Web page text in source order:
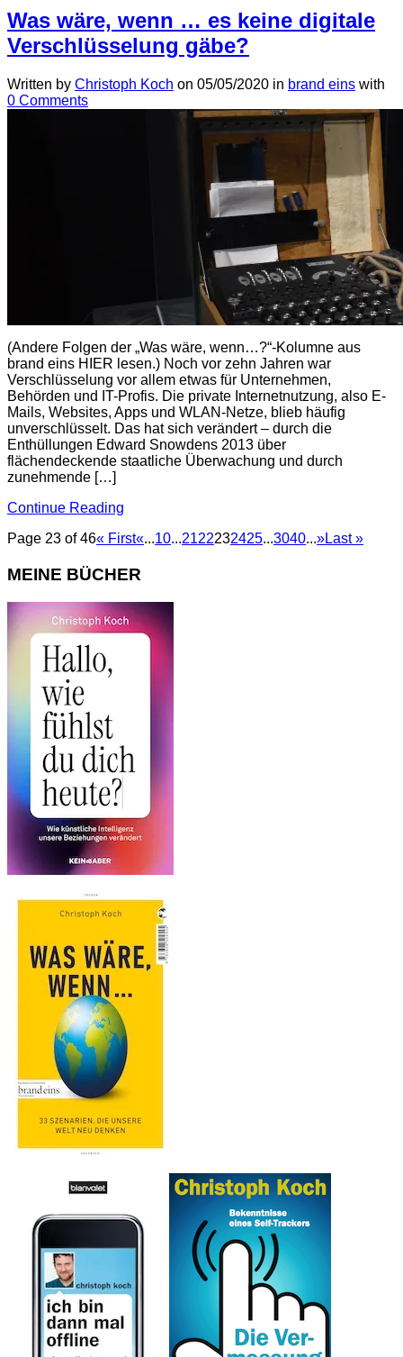
Was wäre, wenn … es keine digitale
Verschlüsselung gäbe?
Written by Christoph Koch on 05/05/2020 in brand eins with
0 Comments
(Andere Folgen der „Was wäre, wenn…?“-Kolumne aus
brand eins HIER lesen.) Noch vor zehn Jahren war
Verschlüsselung vor allem etwas für Unternehmen,
Behörden und IT-Profis. Die private Internetnutzung, also E-
Mails, Websites, Apps und WLAN-Netze, blieb häufig
unverschlüsselt. Das hat sich verändert – durch die
Enthüllungen Edward Snowdens 2013 über
flächendeckende staatliche Überwachung und durch
zunehmende […]
Continue Reading
Page 23 of 46« First«...10...2122232425...3040...»Last »
MEINE BÜCHER